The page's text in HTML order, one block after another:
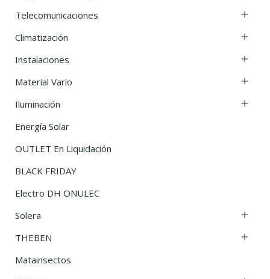
Telecomunicaciones

Climatización 
Instalaciones 
Material Vario 
Iluminación 
Energía Solar
OUTLET En Liquidación
BLACK FRIDAY
Electro DH ONULEC
Solera

THEBEN 
Matainsectos